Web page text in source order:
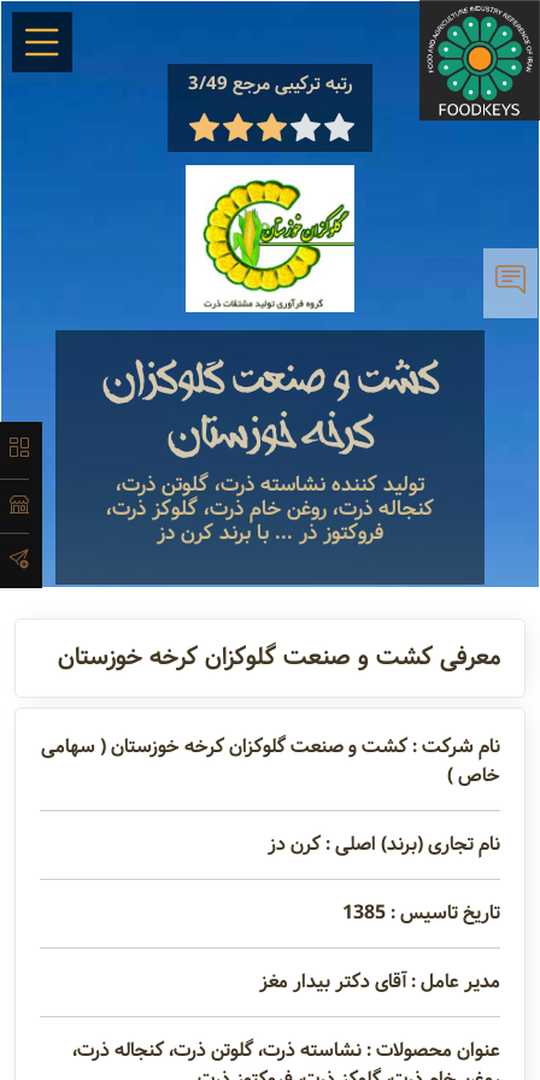
رتبه ترکیبی مرجع 3/49
کشت و صنعت گلوکزان
کرخه خوزستان
تولید کننده نشاسته ذرت، گلوتن ذرت،
کنجاله ذرت، روغن خام ذرت، گلوکز ذرت،
فروکتوز ذر ... با برند کرن دز
×
معرفی
تاریخچه
محصولات
آدرس و
اطلاعات
تماس
مدیران و
مسئولین
گالری
سابقه
شرکت
معرفی کشت و صنعت گلوکزان کرخه خوزستان
نام شرکت : کشت و صنعت گلوکزان کرخه خوزستان ( سهامی
خاص )
نام تجاری (برند) اصلی : کرن دز
تاریخ تاسیس : 1385
مدیر عامل : آقای دکتر بیدار مغز
عنوان محصولات : نشاسته ذرت، گلوتن ذرت، کنجاله ذرت،